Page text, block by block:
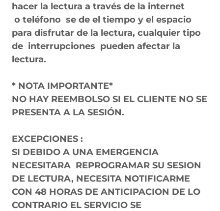
hacer la lectura a través de la internet
o teléfono se de el tiempo y el espacio
para disfrutar de la lectura, cualquier tipo
de interrupciones pueden afectar la
lectura.
* NOTA IMPORTANTE*
NO HAY REEMBOLSO SI EL CLIENTE NO SE
PRESENTA A LA SESIÓN.
EXCEPCIONES :
SI DEBIDO A UNA EMERGENCIA
NECESITARA REPROGRAMAR SU SESION
DE LECTURA, NECESITA NOTIFICARME
CON 48 HORAS DE ANTICIPACION DE LO
CONTRARIO EL SERVICIO SE